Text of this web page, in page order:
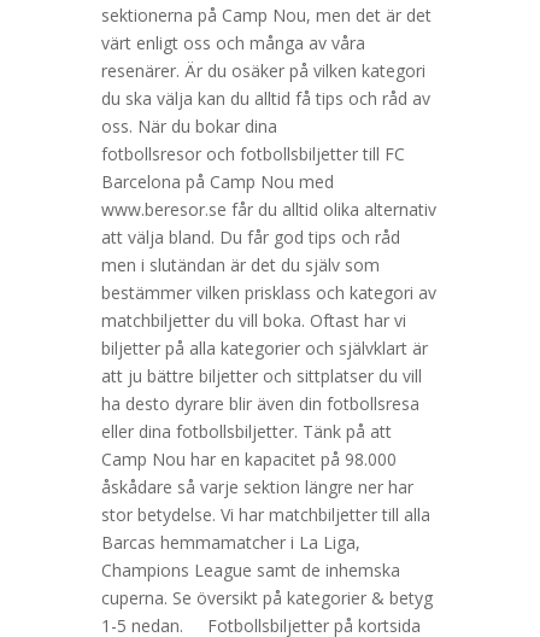
sektionerna på Camp Nou, men det är det
värt enligt oss och många av våra
resenärer. Är du osäker på vilken kategori
du ska välja kan du alltid få tips och råd av
oss. När du bokar dina
fotbollsresor och fotbollsbiljetter till FC
Barcelona på Camp Nou med
www.beresor.se får du alltid olika alternativ
att välja bland. Du får god tips och råd
men i slutändan är det du själv som
bestämmer vilken prisklass och kategori av
matchbiljetter du vill boka. Oftast har vi
biljetter på alla kategorier och självklart är
att ju bättre biljetter och sittplatser du vill
ha desto dyrare blir även din fotbollsresa
eller dina fotbollsbiljetter. Tänk på att
Camp Nou har en kapacitet på 98.000
åskådare så varje sektion längre ner har
stor betydelse. Vi har matchbiljetter till alla
Barcas hemmamatcher i La Liga,
Champions League samt de inhemska
cuperna. Se översikt på kategorier & betyg
1-5 nedan. Fotbollsbiljetter på kortsida